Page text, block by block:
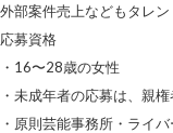
外部案件売上などもタレ
応募資格
・16〜28歳の女性
・未成年者の応募は、親
・原則芸能事務所・ライ